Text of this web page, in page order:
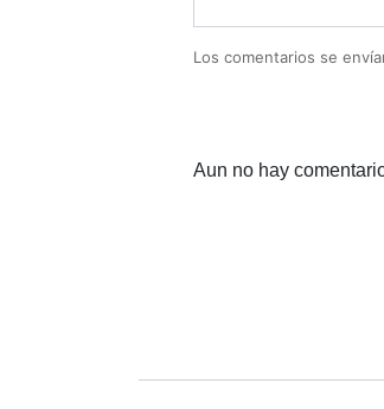
Los comentarios se
Aun no hay